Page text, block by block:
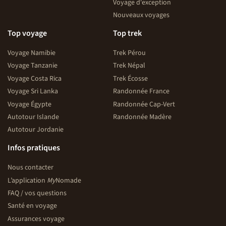
Voyage d'exception
Nouveaux voyages
Top voyage
Voyage Namibie
Voyage Tanzanie
Voyage Costa Rica
Voyage Sri Lanka
Voyage Égypte
Autotour Islande
Autotour Jordanie
Top trek
Trek Pérou
Trek Népal
Trek Écosse
Randonnée France
Randonnée Cap-Vert
Randonnée Madère
Infos pratiques
Nous contacter
L’application MyNomade
FAQ / vos questions
Santé en voyage
Assurances voyage